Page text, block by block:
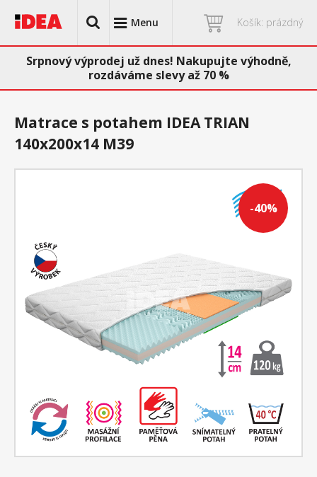
Menu Košík: prázdný
Srpnový výprodej už dnes! Nakupujte výhodně,
rozdáváme slevy až 70 %
-40%
Matrace s potahem IDEA TRIAN
140x200x14 M39